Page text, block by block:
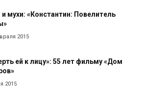
и мухи: «Константин: Повелитель
2015
ей к лицу»: 55 лет фильму «Дом
2015